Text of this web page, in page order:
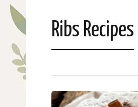
Ribs Recipes